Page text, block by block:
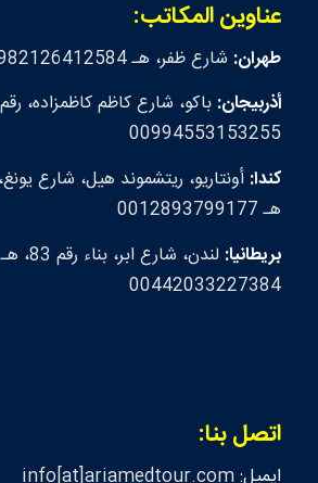
عناوين المكاتب:
طهران: شارع ظفر، هـ 00982126412584
أذربيجان:
00994553153255
كندا:
هـ 0012893799177
بريطانيا:
لندن، شارع ابر، بناء رقم 83، هـ
00442033227384
اتصل بنا:
ايميل:info[at]ariamedtour.com